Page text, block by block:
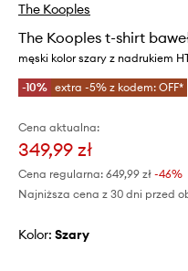
The Kooples
The Kooples t-shirt
męski kolor szary z nadrukiem
-10% extra -5% z kodem: OFF*
Cena aktualna:
349,99 zł
Cena regularna: 649,99 zł -46%
Najniższa cena z 30 dni przed
Kolor: szary